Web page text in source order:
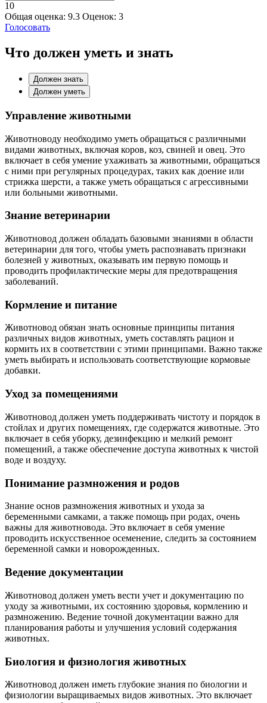
10
Общая оценка: 9.3 Оценок: 3
Голосовать
Что должен уметь и знать
Должен знать
Должен уметь
Управление животными
Животноводу необходимо уметь обращаться с различными
видами животных, включая коров, коз, свиней и овец. Это
включает в себя умение ухаживать за животными, обращаться
с ними при регулярных процедурах, таких как доение или
стрижка шерсти, а также уметь обращаться с агрессивными
или больными животными.
Знание ветеринарии
Животновод должен обладать базовыми знаниями в области
ветеринарии для того, чтобы уметь распознавать признаки
болезней у животных, оказывать им первую помощь и
проводить профилактические меры для предотвращения
заболеваний.
Кормление и питание
Животновод обязан знать основные принципы питания
различных видов животных, уметь составлять рацион и
кормить их в соответствии с этими принципами. Важно также
уметь выбирать и использовать соответствующие кормовые
добавки.
Уход за помещениями
Животновод должен уметь поддерживать чистоту и порядок в
стойлах и других помещениях, где содержатся животные. Это
включает в себя уборку, дезинфекцию и мелкий ремонт
помещений, а также обеспечение доступа животных к чистой
воде и воздуху.
Понимание размножения и родов
Знание основ размножения животных и ухода за
беременными самками, а также помощь при родах, очень
важны для животновода. Это включает в себя умение
проводить искусственное осеменение, следить за состоянием
беременной самки и новорожденных.
Ведение документации
Животновод должен уметь вести учет и документацию по
уходу за животными, их состоянию здоровья, кормлению и
размножению. Ведение точной документации важно для
планирования работы и улучшения условий содержания
животных.
Биология и физиология животных
Животновод должен иметь глубокие знания по биологии и
физиологии выращиваемых видов животных. Это включает